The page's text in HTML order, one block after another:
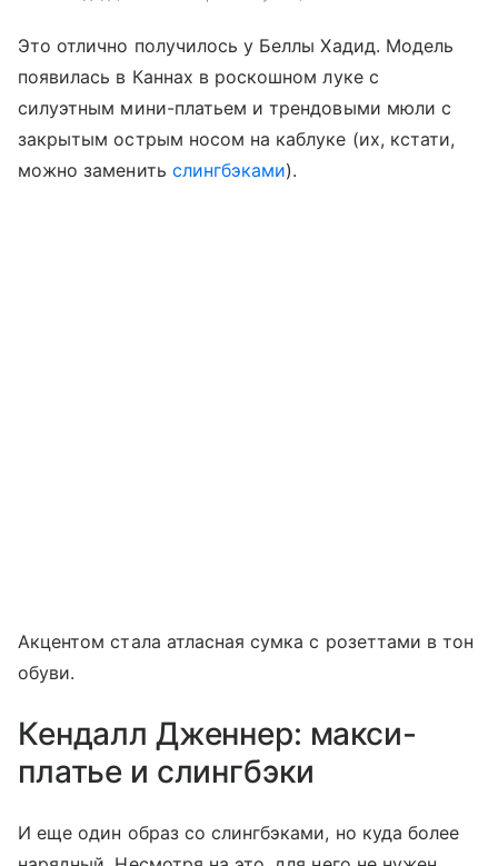
Это отлично получилось у Беллы Хадид. Модель
появилась в Каннах в роскошном луке с
силуэтным мини-платьем и трендовыми мюли с
закрытым острым носом на каблуке (их, кстати,
можно заменить слингбэками).
Акцентом стала атласная сумка с розеттами в тон
обуви.
Кендалл Дженнер: макси-
платье и слингбэки
И еще один образ со слингбэками, но куда более